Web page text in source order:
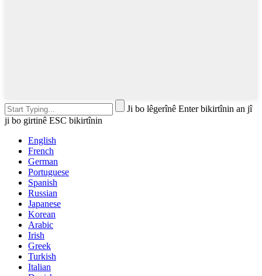
Ji bo lêgerînê Enter bikirtînin an jî
ji bo girtinê ESC bikirtînin
English
French
German
Portuguese
Spanish
Russian
Japanese
Korean
Arabic
Irish
Greek
Turkish
Italian